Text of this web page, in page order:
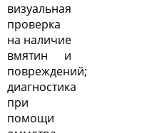
визуальная
проверка
на наличие
вмятин и
повреждений;
диагностика
при
помощи